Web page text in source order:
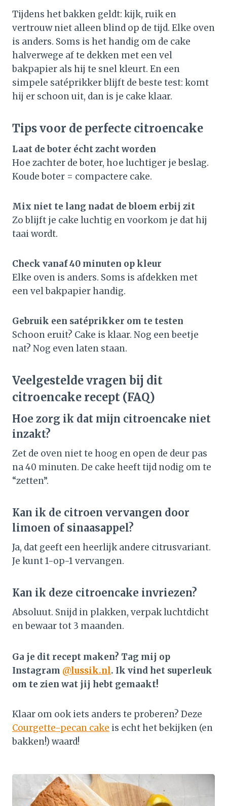
Tijdens het bakken geldt: kijk, ruik en
vertrouw niet alleen blind op de tijd. Elke oven
is anders. Soms is het handig om de cake
halverwege af te dekken met een vel
bakpapier als hij te snel kleurt. En een
simpele satéprikker blijft de beste test: komt
hij er schoon uit, dan is je cake klaar.
Tips voor de perfecte citroencake
Laat de boter écht zacht worden
Hoe zachter de boter, hoe luchtiger je beslag.
Koude boter = compactere cake.
Mix niet te lang nadat de bloem erbij zit
Zo blijft je cake luchtig en voorkom je dat hij
taai wordt.
Check vanaf 40 minuten op kleur
Elke oven is anders. Soms is afdekken met
een vel bakpapier handig.
Gebruik een satéprikker om te testen
Schoon eruit? Cake is klaar. Nog een beetje
nat? Nog even laten staan.
Veelgestelde vragen bij dit
citroencake recept (FAQ)
Hoe zorg ik dat mijn citroencake niet
inzakt?
Zet de oven niet te hoog en open de deur pas
na 40 minuten. De cake heeft tijd nodig om te
“zetten”.
Kan ik de citroen vervangen door
limoen of sinaasappel?
Ja, dat geeft een heerlijk andere citrusvariant.
Je kunt 1-op-1 vervangen.
Kan ik deze citroencake invriezen?
Absoluut. Snijd in plakken, verpak luchtdicht
en bewaar tot 3 maanden.
Ga je dit recept maken? Tag mij op
Instagram @lussik.nl. Ik vind het superleuk
om te zien wat jij hebt gemaakt!
Klaar om ook iets anders te proberen? Deze
Courgette-pecan cake is echt het bekijken (en
bakken!) waard!